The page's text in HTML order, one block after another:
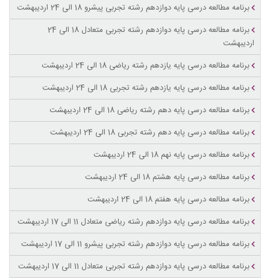
برنامه مطالعه درسی پایه دوازدهم رشته تجربی پیشرو 18 الی 24 اردیبهشت
برنامه مطالعه درسی پایه دوازدهم رشته تجربی متعادل 18 الی 24
اردیبهشت
برنامه مطالعه درسی پایه یازدهم رشته ریاضی 18 الی 24 اردیبهشت
برنامه مطالعه درسی پایه یازدهم رشته تجربی 18 الی 24 اردیبهشت
برنامه مطالعه درسی پایه دهم رشته ریاضی 18 الی 24 اردیبهشت
برنامه مطالعه درسی پایه دهم رشته تجربی 18 الی 24 اردیبهشت
برنامه مطالعه درسی پایه نهم 18 الی 24 اردیبهشت
برنامه مطالعه درسی پایه هشتم 18 الی 24 اردیبهشت
برنامه مطالعه درسی پایه هفتم 18 الی 24 اردیبهشت
برنامه مطالعه درسی پایه دوازدهم رشته ریاضی متعادل 11 الی 17 اردیبهشت
برنامه مطالعه درسی پایه دوازدهم رشته تجربی پیشرو 11 الی 17 اردیبهشت
برنامه مطالعه درسی پایه دوازدهم رشته تجربی متعادل 11 الی 17 اردیبهشت